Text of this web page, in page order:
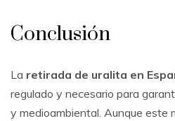
Conclusión
La retirada de uralita en
regulado y necesario para
y medioambiental. Aunque este